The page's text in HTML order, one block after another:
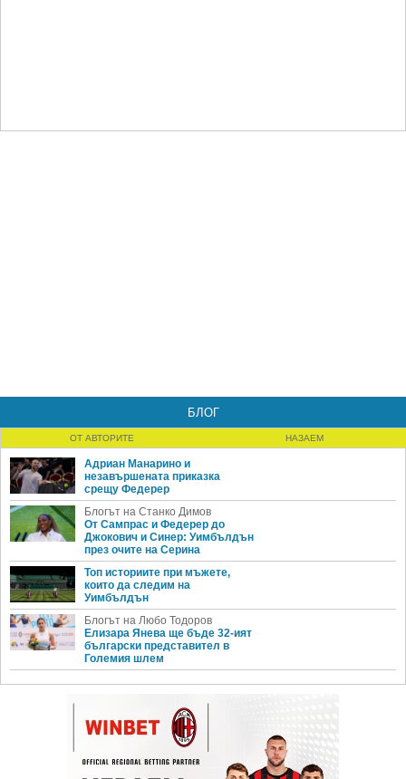
БЛОГ
ОТ АВТОРИТЕ НАЗАЕМ
Адриан Манарино и
незавършената приказка
срещу Федерер
Блогът на Станко Димов
От Сампрас и Федерер до
Джокович и Синер: Уимбълдън
през очите на Серина
Топ историите при мъжете,
които да следим на
Уимбълдън
Блогът на Любо Тодоров
Елизара Янева ще бъде 32-ият
български представител в
Големия шлем